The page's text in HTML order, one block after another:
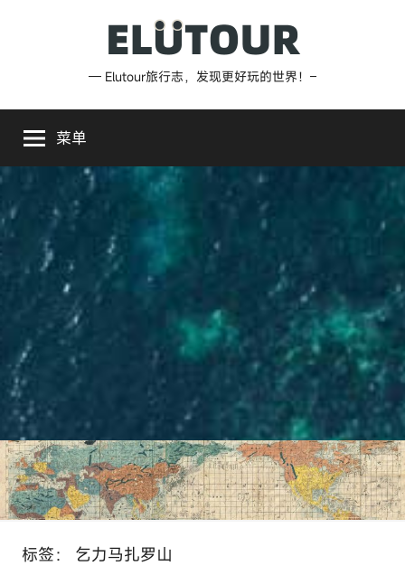
Elutour
旅
行
志
— Elutour旅行志，发现更好玩的世界！–
菜单
标签： 乞力马扎罗山